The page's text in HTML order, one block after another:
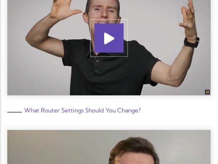
What Router Settings Should You Change?